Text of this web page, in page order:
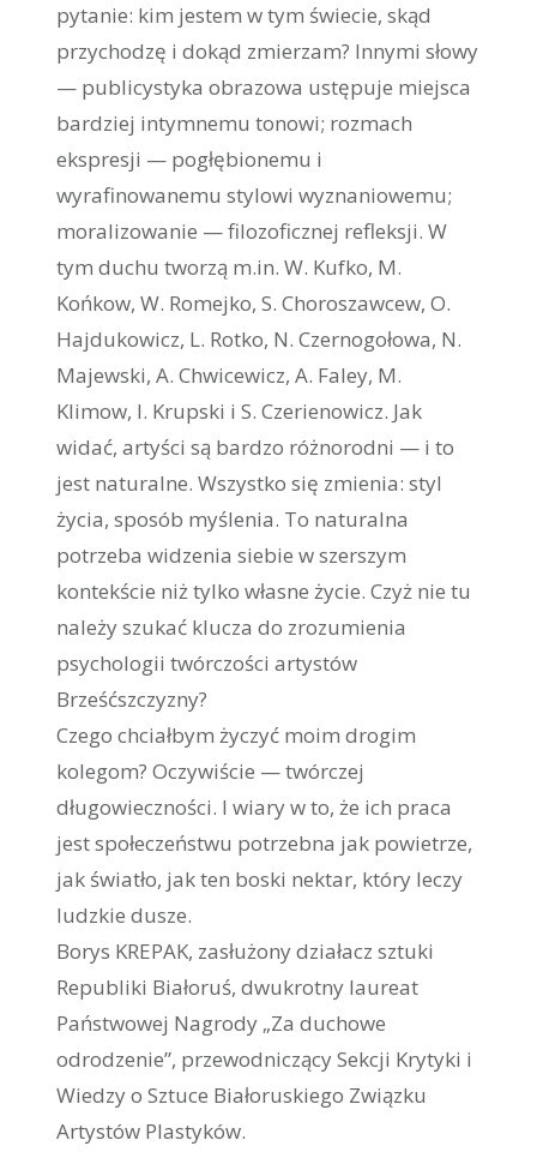
pytanie: kim jestem w tym świecie, skąd
przychodzę i dokąd zmierzam? Innymi słowy
— publicystyka obrazowa ustępuje miejsca
bardziej intymnemu tonowi; rozmach
ekspresji — pogłębionemu i
wyrafinowanemu stylowi wyznaniowemu;
moralizowanie — filozoficznej refleksji. W
tym duchu tworzą m.in. W. Kufko, M.
Końkow, W. Romejko, S. Choroszawcew, O.
Hajdukowicz, L. Rotko, N. Czernogołowa, N.
Majewski, A. Chwicewicz, A. Faley, M.
Klimow, I. Krupski i S. Czerienowicz. Jak
widać, artyści są bardzo różnorodni — i to
jest naturalne. Wszystko się zmienia: styl
życia, sposób myślenia. To naturalna
potrzeba widzenia siebie w szerszym
kontekście niż tylko własne życie. Czyż nie tu
należy szukać klucza do zrozumienia
psychologii twórczości artystów
Brześćszczyzny?
Czego chciałbym życzyć moim drogim
kolegom? Oczywiście — twórczej
długowieczności. I wiary w to, że ich praca
jest społeczeństwu potrzebna jak powietrze,
jak światło, jak ten boski nektar, który leczy
ludzkie dusze.
Borys KREPAK, zasłużony działacz sztuki
Republiki Białoruś, dwukrotny laureat
Państwowej Nagrody „Za duchowe
odrodzenie”, przewodniczący Sekcji Krytyki i
Wiedzy o Sztuce Białoruskiego Związku
Artystów Plastyków.